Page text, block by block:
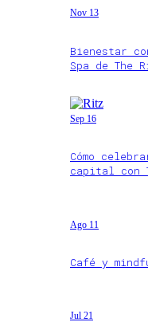
Nov 13
Bienestar
Spa de The
Sep 16
Cómo
capital con
Ago 11
Café y
Jul 21